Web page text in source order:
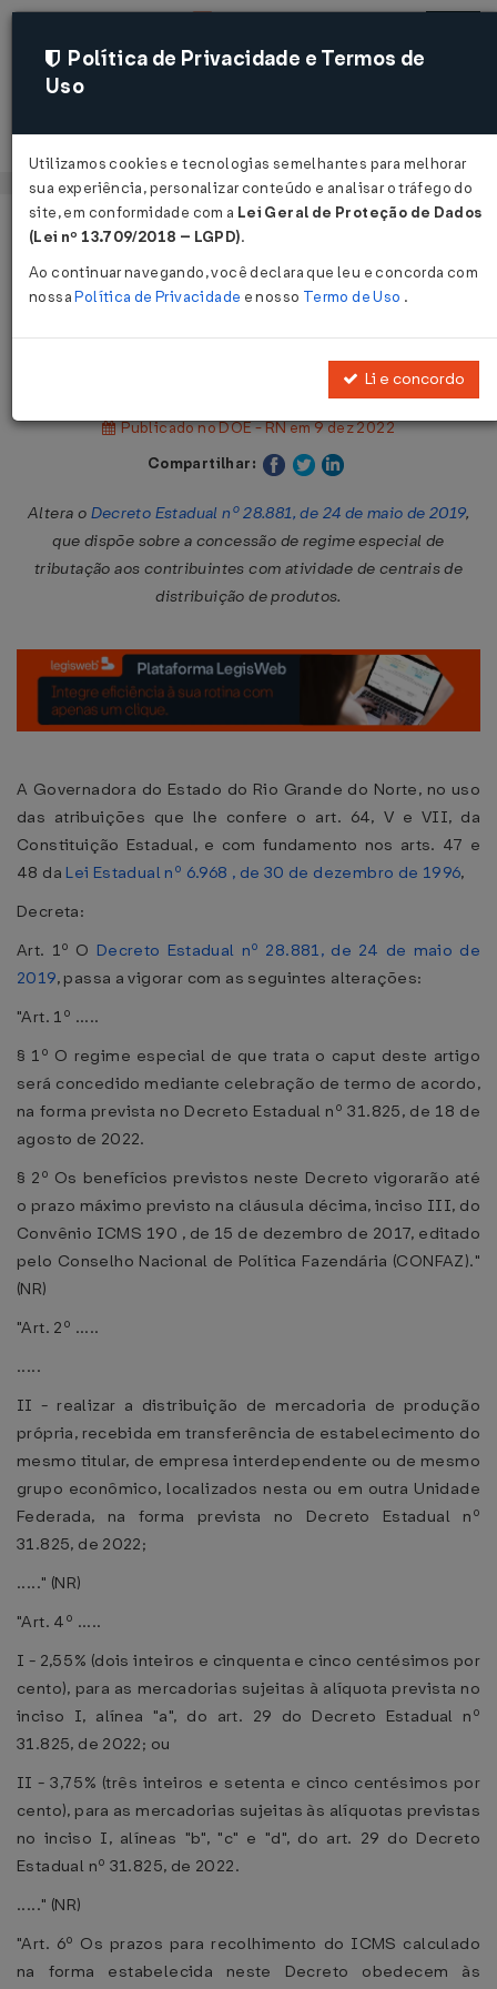
Acessar
Página Inicial
Legislações
Decreto Nº 32287 DE 08/12/2022
Publicado no DOE - RN em 9 dez 2022
Compartilhar:
Altera o Decreto Estadual nº 28.881, de 24 de maio de 2019,
que dispõe sobre a concessão de regime especial de
tributação aos contribuintes com atividade de centrais de
distribuição de produtos.
A Governadora do Estado do Rio Grande do Norte, no uso
das atribuições que lhe confere o art. 64, V e VII, da
Constituição Estadual, e com fundamento nos arts. 47 e
48 da Lei Estadual nº 6.968 , de 30 de dezembro de 1996,
Decreta:
Art. 1º O Decreto Estadual nº 28.881, de 24 de maio de
2019, passa a vigorar com as seguintes alterações:
"Art. 1º .....
§ 1º O regime especial de que trata o caput deste artigo
será concedido mediante celebração de termo de acordo,
na forma prevista no Decreto Estadual nº 31.825, de 18 de
agosto de 2022.
§ 2º Os benefícios previstos neste Decreto vigorarão até
o prazo máximo previsto na cláusula décima, inciso III, do
Convênio ICMS 190 , de 15 de dezembro de 2017, editado
pelo Conselho Nacional de Política Fazendária (CONFAZ)."
(NR)
"Art. 2º .....
.....
II - realizar a distribuição de mercadoria de produção
própria, recebida em transferência de estabelecimento do
mesmo titular, de empresa interdependente ou de mesmo
grupo econômico, localizados nesta ou em outra Unidade
Federada, na forma prevista no Decreto Estadual nº
31.825, de 2022;
....." (NR)
"Art. 4º .....
I - 2,55% (dois inteiros e cinquenta e cinco centésimos por
cento), para as mercadorias sujeitas à alíquota prevista no
inciso I, alínea "a", do art. 29 do Decreto Estadual nº
31.825, de 2022; ou
II - 3,75% (três inteiros e setenta e cinco centésimos por
cento), para as mercadorias sujeitas às alíquotas previstas
no inciso I, alíneas "b", "c" e "d", do art. 29 do Decreto
Estadual nº 31.825, de 2022.
....." (NR)
"Art. 6º Os prazos para recolhimento do ICMS calculado
na forma estabelecida neste Decreto obedecem às
Política de Privacidade e Termos de
Uso
Utilizamos cookies e tecnologias semelhantes para melhorar
sua experiência, personalizar conteúdo e analisar o tráfego do
site, em conformidade com a Lei Geral de Proteção de Dados
(Lei nº 13.709/2018 – LGPD).
Ao continuar navegando, você declara que leu e concorda com
nossaPolítica de Privacidade e nosso Termo de Uso .
Li e concordo